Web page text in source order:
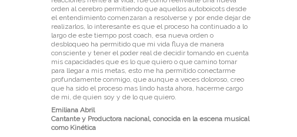
orden al cerebro permitiendo que aquellos autoboicots desde
el entendimiento comenzaran a resolverse y por ende dejar de
realizarlos, lo interesante es que el proceso ha continuado a lo
largo de este tiempo post coach, esa nueva orden o
desbloqueo ha permitido que mi vida fluya de manera
consciente y tener el poder real de decidir tomando en cuenta
mis capacidades que es lo que quiero o que camino tomar
para llegar a mis metas, esto me ha permitido conectarme
profundamente conmigo, que aunque a veces doloroso, creo
que ha sido el proceso mas lindo hasta ahora, hacerme cargo
de mi, de quien soy y de lo que quiero.
Emiliana Abril
Cantante y Productora nacional, conocida en la escena musical
como Kinética